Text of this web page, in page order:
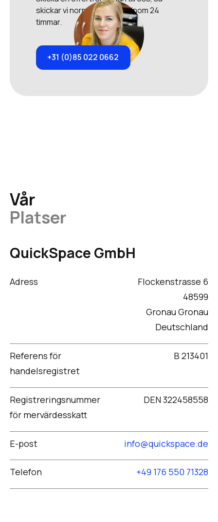
skickar vi normalt en offert inom 24
timmar.
+31 (0)85 022 0662
Vår
Platser
QuickSpace GmbH
Adress
Flockenstrasse 6
48599
Gronau Gronau
Deutschland
B 213401
Referens för
handelsregistret
DEN 322458558
Registreringsnummer
för mervärdesskatt
info@quickspace.de
E-post
+49 176 550 71328
Telefon